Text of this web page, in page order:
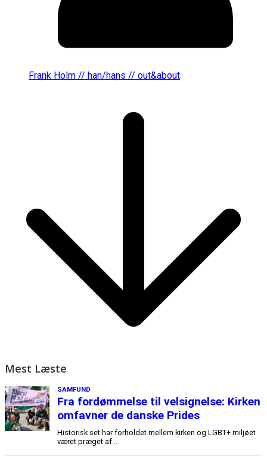
Frank Holm // han/hans // out&about
Mest Læste